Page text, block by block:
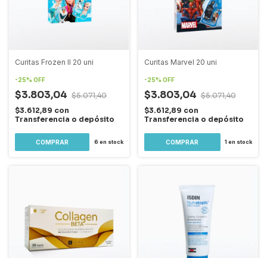
Curitas Frozen II 20 uni
-25% OFF
$3.803,04 $5.071,40
$3.612,89 con
Transferencia o depósito
6 en stock
Curitas Marvel 20 uni
-25% OFF
$3.803,04 $5.071,40
$3.612,89 con
Transferencia o depósito
1 en stock